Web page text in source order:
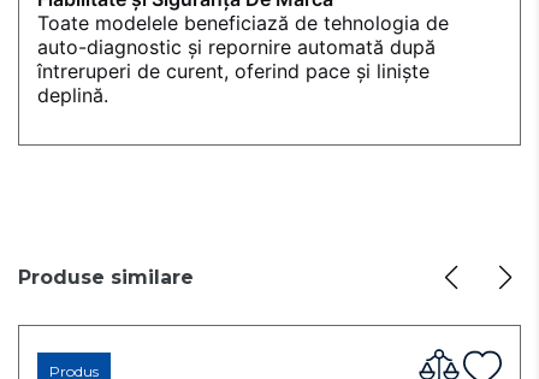
Toate modelele beneficiază de tehnologia de
auto-diagnostic și repornire automată după
întreruperi de curent, oferind pace și liniște
deplină.
Produse similare
Produs